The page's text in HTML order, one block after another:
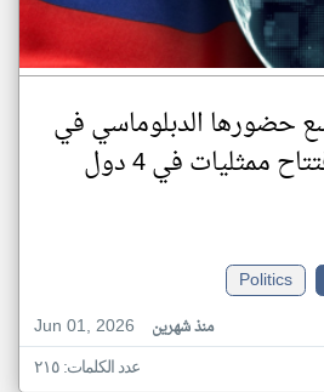
حضورها الدبلوماسي في
إفريقيا بافتتاح ممثليات في 4 دول
Politics
Jun 01, 2026
منذ شهرين
عدد الكلمات: ٢١٥